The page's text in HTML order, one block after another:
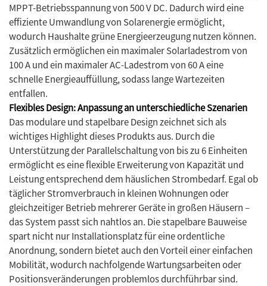
MPPT-Betriebsspannung von 500 V DC. Dadurch wird eine
effiziente Umwandlung von Solarenergie ermöglicht,
wodurch Haushalte grüne Energieerzeugung nutzen können.
Zusätzlich ermöglichen ein maximaler Solarladestrom von
100 A und ein maximaler AC-Ladestrom von 60 A eine
schnelle Energieauffüllung, sodass lange Wartezeiten
entfallen.
Flexibles Design: Anpassung an unterschiedliche Szenarien
Das modulare und stapelbare Design zeichnet sich als
wichtiges Highlight dieses Produkts aus. Durch die
Unterstützung der Parallelschaltung von bis zu 6 Einheiten
ermöglicht es eine flexible Erweiterung von Kapazität und
Leistung entsprechend dem häuslichen Strombedarf. Egal ob
täglicher Stromverbrauch in kleinen Wohnungen oder
gleichzeitiger Betrieb mehrerer Geräte in großen Häusern –
das System passt sich nahtlos an. Die stapelbare Bauweise
spart nicht nur Installationsplatz für eine ordentliche
Anordnung, sondern bietet auch den Vorteil einer einfachen
Mobilität, wodurch nachfolgende Wartungsarbeiten oder
Positionsveränderungen problemlos durchführbar sind.